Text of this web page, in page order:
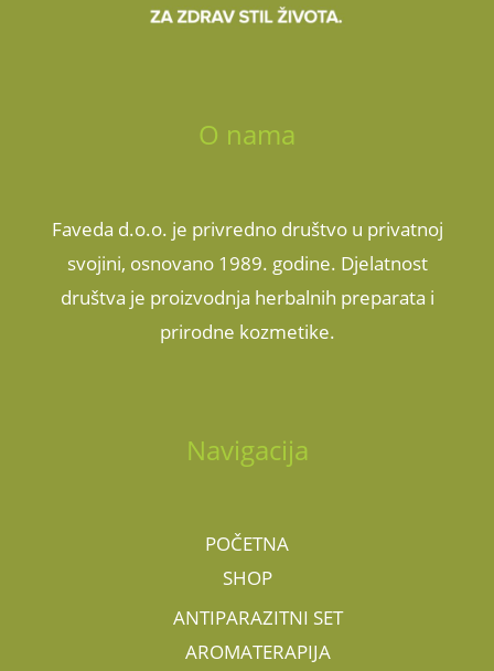
O nama
Faveda d.o.o. je privredno društvo u privatnoj
svojini, osnovano 1989. godine. Djelatnost
društva je proizvodnja herbalnih preparata i
prirodne kozmetike.
Navigacija
POČETNA
SHOP
ANTIPARAZITNI SET
AROMATERAPIJA